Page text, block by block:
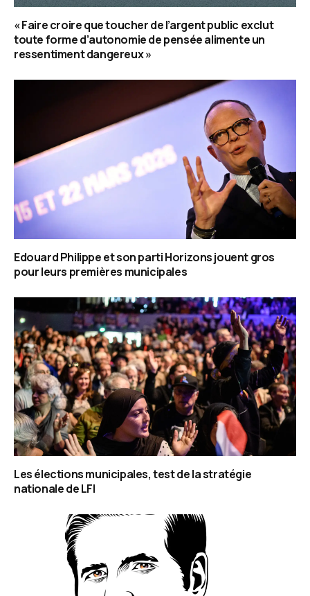
« Faire croire que toucher de l’argent public exclut
toute forme d’autonomie de pensée alimente un
ressentiment dangereux »
Edouard Philippe et son parti Horizons jouent gros
pour leurs premières municipales
Les élections municipales, test de la stratégie
nationale de LFI